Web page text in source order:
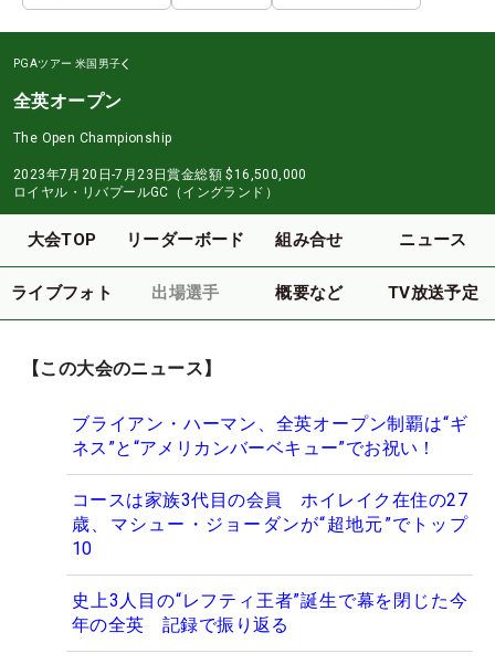
PGAツアー 米国男子
全英オープン
The Open Championship
2023年7月20日-7月23日賞金総額 $16,500,000
ロイヤル・リバプールGC（イングランド）
大会TOP リーダーボード 組み合せ ニュース
ライブフォト 出場選手 概要など TV放送予定
【この大会のニュース】
ブライアン・ハーマン、全英オープン制覇は“ギ
ネス”と“アメリカンバーベキュー”でお祝い！
コースは家族3代目の会員 ホイレイク在住の27
歳、マシュー・ジョーダンが“超地元”でトップ
10
史上3人目の“レフティ王者”誕生で幕を閉じた今
年の全英 記録で振り返る